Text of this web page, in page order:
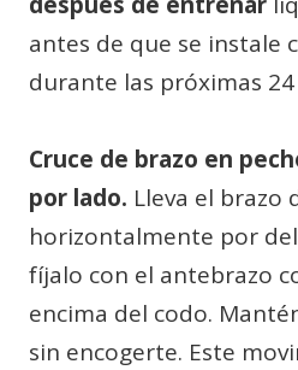
antes de que se instale
durante las próximas
Cruce de brazo en
por lado. Lleva el brazo
horizontalmente por
fíjalo con el antebrazo
encima del codo.
sin encogerte. Este